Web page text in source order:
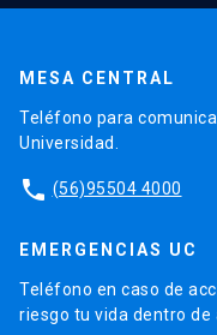
MESA CENTRAL
Teléfono para
Universidad.
phone (56)95504 4000
EMERGENCIAS UC
Teléfono en caso de
riesgo tu vida dentro de